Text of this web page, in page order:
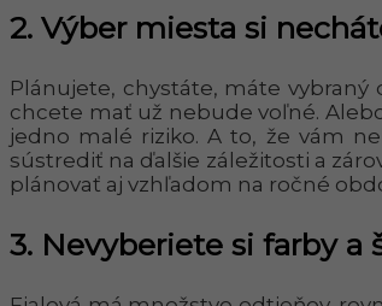
2. Výber miesta si
Plánujete, chystáte, máte
chcete mať už nebude voľné.
jedno malé riziko. A to, že vám
sústrediť na ďalšie záležitosti a
plánovať aj vzhľadom na ročné
3. Nevyberiete si farby a